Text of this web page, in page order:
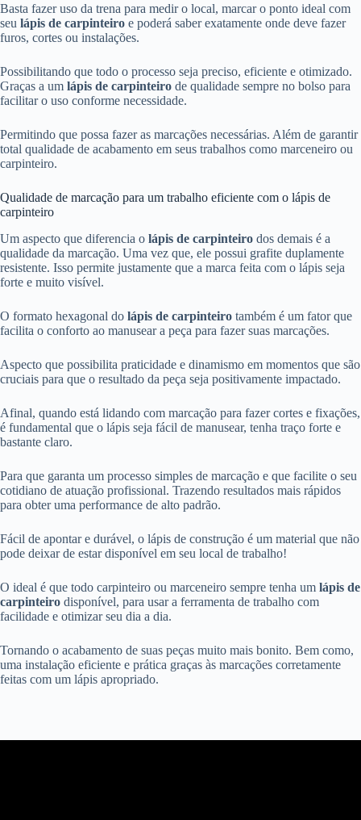
Basta fazer uso da trena para medir o local, marcar o ponto ideal com
seu lápis de carpinteiro e poderá saber exatamente onde deve fazer
furos, cortes ou instalações.
Possibilitando que todo o processo seja preciso, eficiente e otimizado.
Graças a um lápis de carpinteiro de qualidade sempre no bolso para
facilitar o uso conforme necessidade.
Permitindo que possa fazer as marcações necessárias. Além de garantir
total qualidade de acabamento em seus trabalhos como marceneiro ou
carpinteiro.
Qualidade de marcação para um trabalho eficiente com o lápis de
carpinteiro
Um aspecto que diferencia o lápis de carpinteiro dos demais é a
qualidade da marcação. Uma vez que, ele possui grafite duplamente
resistente. Isso permite justamente que a marca feita com o lápis seja
forte e muito visível.
O formato hexagonal do lápis de carpinteiro também é um fator que
facilita o conforto ao manusear a peça para fazer suas marcações.
Aspecto que possibilita praticidade e dinamismo em momentos que são
cruciais para que o resultado da peça seja positivamente impactado.
Afinal, quando está lidando com marcação para fazer cortes e fixações,
é fundamental que o lápis seja fácil de manusear, tenha traço forte e
bastante claro.
Para que garanta um processo simples de marcação e que facilite o seu
cotidiano de atuação profissional. Trazendo resultados mais rápidos
para obter uma performance de alto padrão.
Fácil de apontar e durável, o lápis de construção é um material que não
pode deixar de estar disponível em seu local de trabalho!
O ideal é que todo carpinteiro ou marceneiro sempre tenha um lápis de
carpinteiro disponível, para usar a ferramenta de trabalho com
facilidade e otimizar seu dia a dia.
Tornando o acabamento de suas peças muito mais bonito. Bem como,
uma instalação eficiente e prática graças às marcações corretamente
feitas com um lápis apropriado.